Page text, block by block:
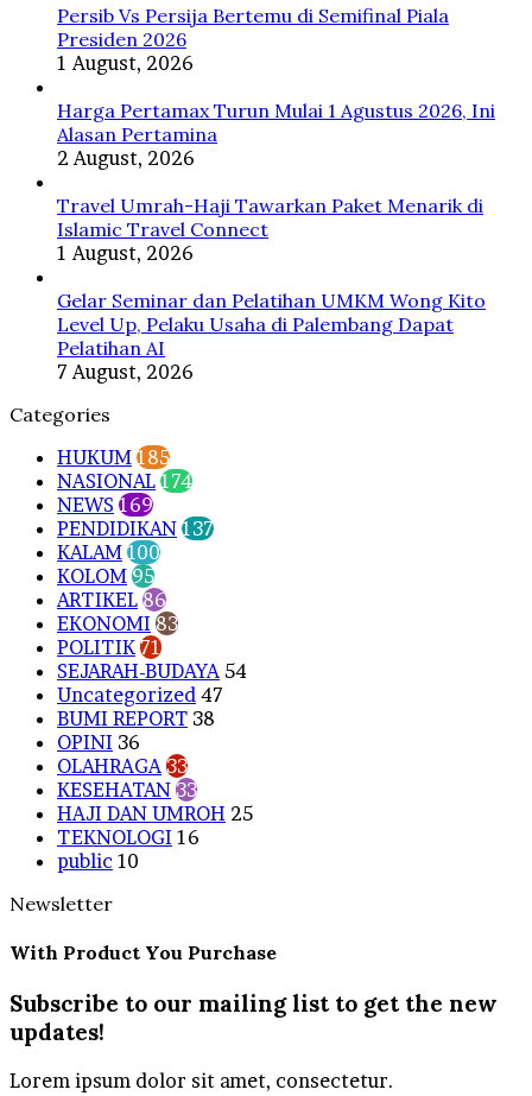
Dapat
Pelatihan
Persib Vs Persija Bertemu di Semifinal Piala
Presiden 2026
1 August, 2026
Harga Pertamax Turun Mulai 1 Agustus 2026, Ini
Alasan Pertamina
2 August, 2026
Travel Umrah-Haji Tawarkan Paket Menarik di
Islamic Travel Connect
1 August, 2026
Gelar Seminar dan Pelatihan UMKM Wong Kito
Level Up, Pelaku Usaha di Palembang Dapat
Pelatihan AI
7 August, 2026
Categories
HUKUM 185
NASIONAL 174
NEWS 169
PENDIDIKAN 137
KALAM 100
KOLOM 95
ARTIKEL 86
EKONOMI 83
POLITIK 71
SEJARAH-BUDAYA 54
Uncategorized 47
BUMI REPORT 38
OPINI 36
OLAHRAGA 33
KESEHATAN 33
HAJI DAN UMROH 25
TEKNOLOGI 16
public 10
Newsletter
With Product You Purchase
Subscribe to our mailing list to get the new
updates!
Lorem ipsum dolor sit amet, consectetur.